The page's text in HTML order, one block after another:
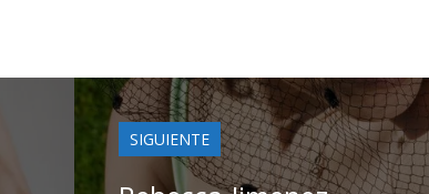
SIGUIENTE